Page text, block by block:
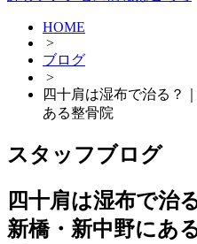
HOME
>
ブログ
>
四十肩は湿布で治る？
ある整骨院
スタッフブログ
四十肩は湿布で治
新橋・新中野にあ